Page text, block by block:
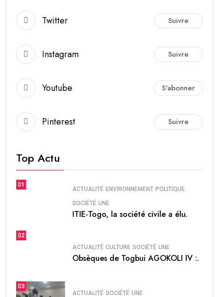
Twitter Suivre
Instagram Suivre
Youtube S'abonner
Pinterest Suivre
Top Actu
01
ACTUALITÉ ENVIRONNEMENT POLITIQUE
SOCIÉTÉ UNE
ITIE-Togo, la société civile a élu.
02
ACTUALITÉ CULTURE SOCIÉTÉ UNE
Obsèques de Togbui AGOKOLI IV :.
03
ACTUALITÉ SOCIÉTÉ UNE